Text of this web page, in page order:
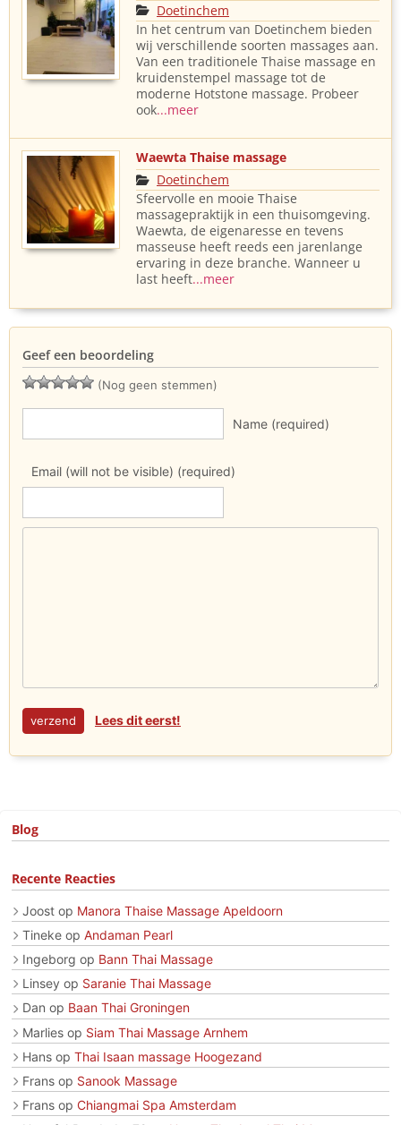
Doetinchem
In het centrum van Doetinchem bieden
wij verschillende soorten massages aan.
Van een traditionele Thaise massage en
kruidenstempel massage tot de
moderne Hotstone massage. Probeer
ook...meer
Waewta Thaise massage
Doetinchem
Sfeervolle en mooie Thaise
massagepraktijk in een thuisomgeving.
Waewta, de eigenaresse en tevens
masseuse heeft reeds een jarenlange
ervaring in deze branche. Wanneer u
last heeft...meer
Geef een beoordeling
(Nog geen stemmen)
Name (required)
Email (will not be visible) (required)
Lees dit eerst!
Blog
Recente Reacties
Joost op Manora Thaise Massage Apeldoorn
Tineke op Andaman Pearl
Ingeborg op Bann Thai Massage
Linsey op Saranie Thai Massage
Dan op Baan Thai Groningen
Marlies op Siam Thai Massage Arnhem
Hans op Thai Isaan massage Hoogezand
Frans op Sanook Massage
Frans op Chiangmai Spa Amsterdam